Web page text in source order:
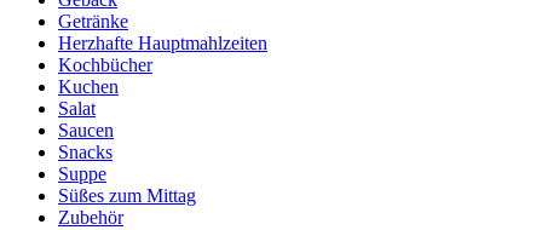
Getränke
Herzhafte Hauptmahlzeiten
Kochbücher
Kuchen
Salat
Saucen
Snacks
Suppe
Süßes zum Mittag
Zubehör